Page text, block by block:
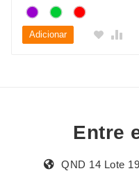
Adicionar
Entre
QND 14 Lote